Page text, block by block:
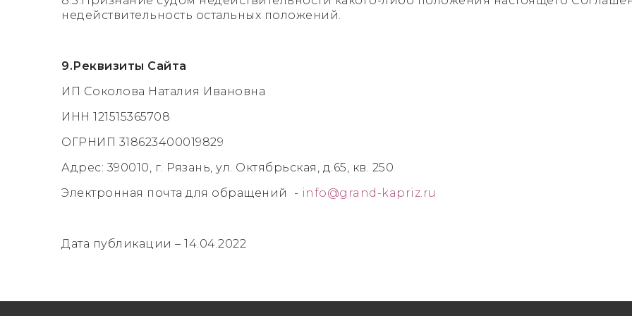
недействительность остальных положений.
9.Реквизиты Сайта
ИП Соколова Наталия Ивановна
ИНН 121515365708
ОГРНИП 318623400019829
Адрес: 390010, г. Рязань, ул. Октябрьская, д.65, кв. 250
Электронная почта для обращений - info@grand-kapriz.ru
Дата публикации – 14.04.2022